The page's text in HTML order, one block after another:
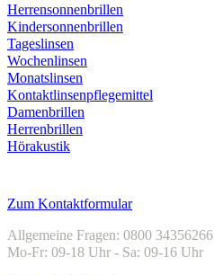
Herrensonnenbrillen
Kindersonnenbrillen
Tageslinsen
Wochenlinsen
Monatslinsen
Kontaktlinsenpflegemittel
Damenbrillen
Herrenbrillen
Hörakustik
Zum Kontaktformular
Allgemeine Fragen: 0800 34356266
Mo-Fr: 09-18 Uhr - Sa: 09-16 Uhr